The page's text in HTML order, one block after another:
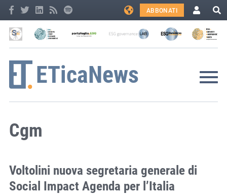
ABBONATI
Cgm
Voltolini nuova segretaria generale di
Social Impact Agenda per l’Italia